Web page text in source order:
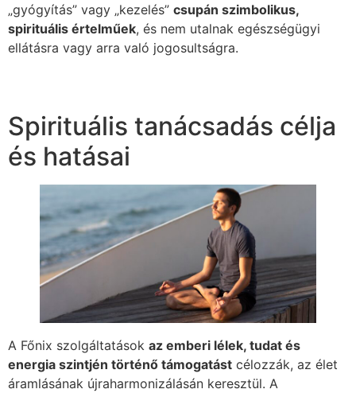
„gyógyítás” vagy „kezelés” csupán szimbolikus,
spirituális értelműek, és nem utalnak egészségügyi
ellátásra vagy arra való jogosultságra.
Spirituális tanácsadás célja
és hatásai
A Főnix szolgáltatások az emberi lélek, tudat és
energia szintjén történő támogatást célozzák, az élet
áramlásának újraharmonizálásán keresztül. A